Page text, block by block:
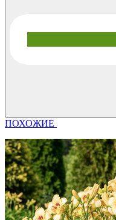
ПОХОЖИЕ